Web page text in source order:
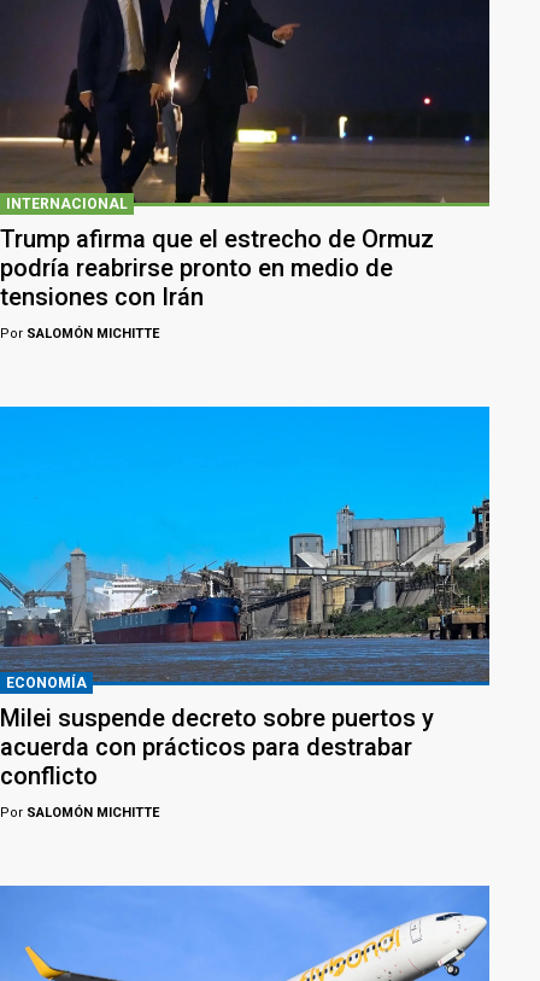
INTERNACIONAL
Trump afirma que el estrecho de Ormuz
podría reabrirse pronto en medio de
tensiones con Irán
Por SALOMÓN MICHITTE
ECONOMÍA
Milei suspende decreto sobre puertos y
acuerda con prácticos para destrabar
conflicto
Por SALOMÓN MICHITTE